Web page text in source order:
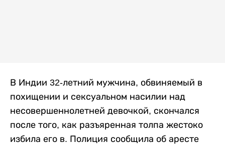
В Индии 32-летний мужчина, обвиняемый в
похищении и сексуальном насилии над
несовершеннолетней девочкой, скончался
после того, как разъяренная толпа жестоко
избила его в. Полиция сообщила об аресте